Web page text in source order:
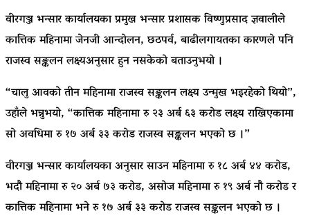
वीरगञ्ज भन्सार कार्यालयका प्रमुख भन्सार प्रशासक विष्णुप्रसाद ज्ञवालीले
कात्तिक महिनामा जेनजी आन्दोलन, छठपर्व, बाढीलगायतका कारणले पनि
राजस्व सङ्कलन लक्ष्यअनुसार हुन नसकेको बताउनुभयो ।
“चालु आवको तीन महिनामा राजस्व सङ्कलन लक्ष्य उन्मुख भइरहेको थियो”,
उहाँले भन्नुभयो, “कात्तिक महिनामा रु २३ अर्ब ६३ करोड लक्ष्य राखिएकामा
सो अवधिमा रु १७ अर्ब ३३ करोड राजस्व सङ्कलन भएको छ ।”
वीरगञ्ज भन्सार कार्यालयका अनुसार साउन महिनामा रु १८ अर्ब ४४ करोड,
भदौ महिनामा रु २० अर्ब ७३ करोड, असोज महिनामा रु १९ अर्ब नौ करोड र
कात्तिक महिनामा भने रु १७ अर्ब ३३ करोड राजस्व सङ्कलन भएको छ ।